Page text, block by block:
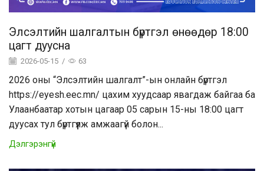
Элсэлтийн шалгалтын бүртгэл өнөөдөр 18:00
цагт дуусна
2026-05-15 / 63
2026 оны “Элсэлтийн шалгалт”-ын онлайн бүртгэл
https://eyesh.eec.mn/ цахим хуудсаар явагдаж байгаа ба
Улаанбаатар хотын цагаар 05 сарын 15-ны 18:00 цагт
дуусах тул бүртгүүлж амжаагүй болон...
Дэлгэрэнгүй